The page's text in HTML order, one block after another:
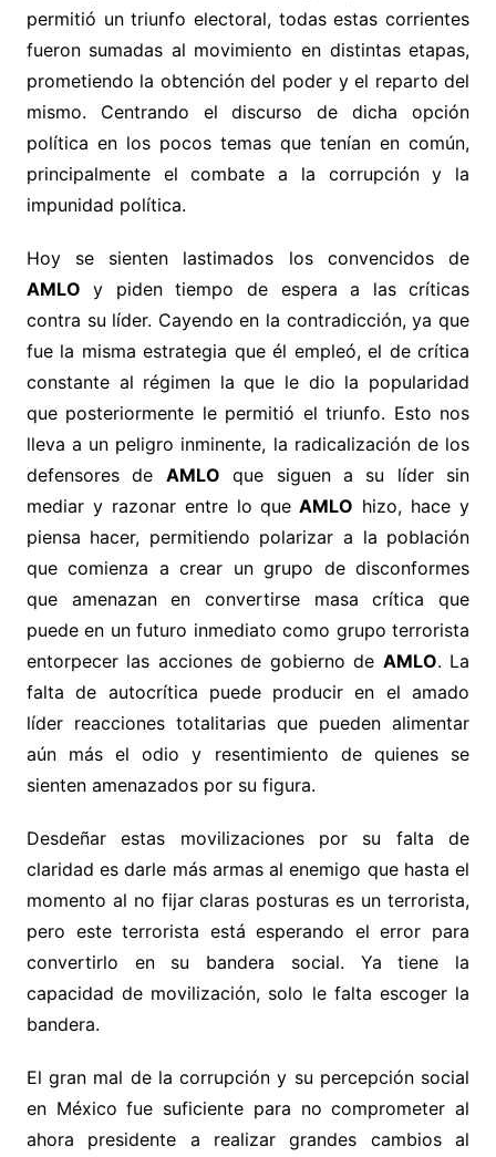
permitió un triunfo electoral, todas estas corrientes
fueron sumadas al movimiento en distintas etapas,
prometiendo la obtención del poder y el reparto del
mismo. Centrando el discurso de dicha opción
política en los pocos temas que tenían en común,
principalmente el combate a la corrupción y la
impunidad política.
Hoy se sienten lastimados los convencidos de
AMLO y piden tiempo de espera a las críticas
contra su líder. Cayendo en la contradicción, ya que
fue la misma estrategia que él empleó, el de crítica
constante al régimen la que le dio la popularidad
que posteriormente le permitió el triunfo. Esto nos
lleva a un peligro inminente, la radicalización de los
defensores de AMLO que siguen a su líder sin
mediar y razonar entre lo que AMLO hizo, hace y
piensa hacer, permitiendo polarizar a la población
que comienza a crear un grupo de disconformes
que amenazan en convertirse masa crítica que
puede en un futuro inmediato como grupo terrorista
entorpecer las acciones de gobierno de AMLO. La
falta de autocrítica puede producir en el amado
líder reacciones totalitarias que pueden alimentar
aún más el odio y resentimiento de quienes se
sienten amenazados por su figura.
Desdeñar estas movilizaciones por su falta de
claridad es darle más armas al enemigo que hasta el
momento al no fijar claras posturas es un terrorista,
pero este terrorista está esperando el error para
convertirlo en su bandera social. Ya tiene la
capacidad de movilización, solo le falta escoger la
bandera.
El gran mal de la corrupción y su percepción social
en México fue suficiente para no comprometer al
ahora presidente a realizar grandes cambios al